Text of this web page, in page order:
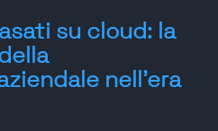
su cloud: la
nell'era